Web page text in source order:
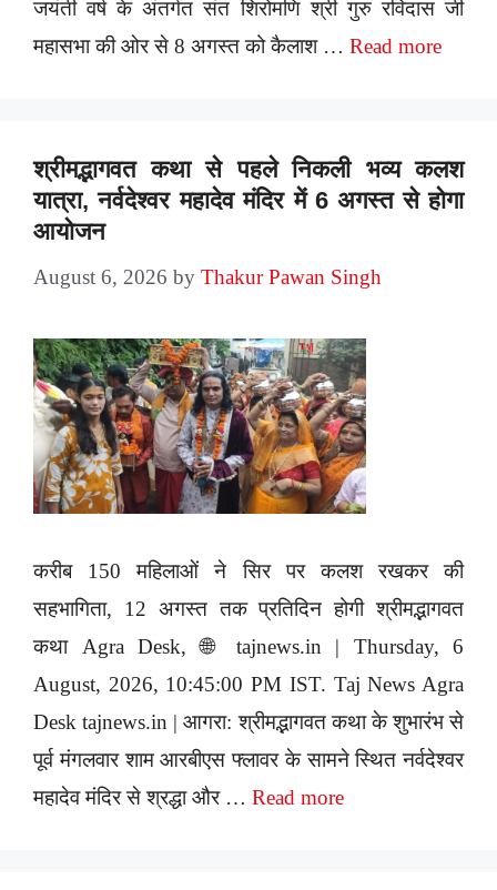
जयंती वर्ष के अंतर्गत संत शिरोमणि श्री गुरु रविदास जी
महासभा की ओर से 8 अगस्त को कैलाश … Read more
श्रीमद्भागवत कथा से पहले निकली भव्य कलश
यात्रा, नर्वदेश्वर महादेव मंदिर में 6 अगस्त से होगा
आयोजन
August 6, 2026 by Thakur Pawan Singh
करीब 150 महिलाओं ने सिर पर कलश रखकर की
सहभागिता, 12 अगस्त तक प्रतिदिन होगी श्रीमद्भागवत
कथा Agra Desk, 🌐 tajnews.in | Thursday, 6
August, 2026, 10:45:00 PM IST. Taj News Agra
Desk tajnews.in | आगरा: श्रीमद्भागवत कथा के शुभारंभ से
पूर्व मंगलवार शाम आरबीएस फ्लावर के सामने स्थित नर्वदेश्वर
महादेव मंदिर से श्रद्धा और … Read more